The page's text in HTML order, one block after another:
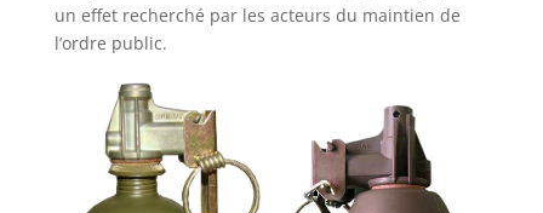
un effet recherché par les acteurs du maintien de
l’ordre public.